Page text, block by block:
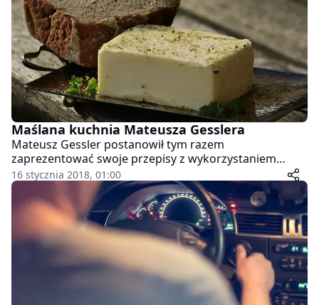
Maślana kuchnia Mateusza Gesslera
Mateusz Gessler postanowił tym razem
zaprezentować swoje przepisy z wykorzystaniem
masła. I tak w menu pojawiło się risotto z dodatkiem
masła, stek z masłem tymiankowym, a na deser sernik.
16 stycznia 2018, 01:00